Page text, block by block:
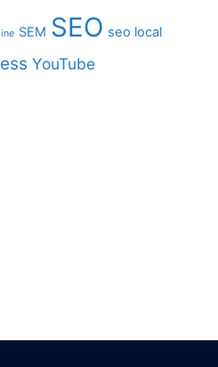
SEM SEO seo local
YouTube